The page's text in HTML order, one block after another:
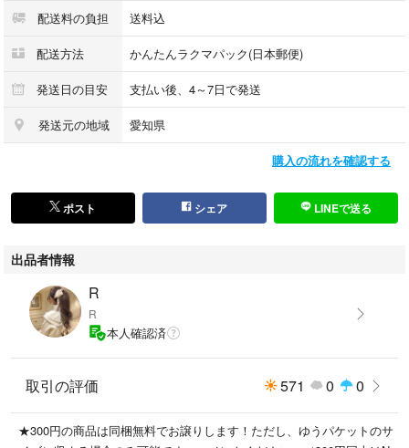
配送料の負担 送料込
配送方法 かんたんラクマパック(日本郵便)
発送日の目安 支払い後、4～7日で発送
発送元の地域 愛知県
購入の流れを確認する
ポスト シェア LINEで送る
出品者情報
R
R
本人確認済
取引の評価 571 0 0
★300円の商品は同梱無料でお譲りします！ただし、ゆうパケットのサ